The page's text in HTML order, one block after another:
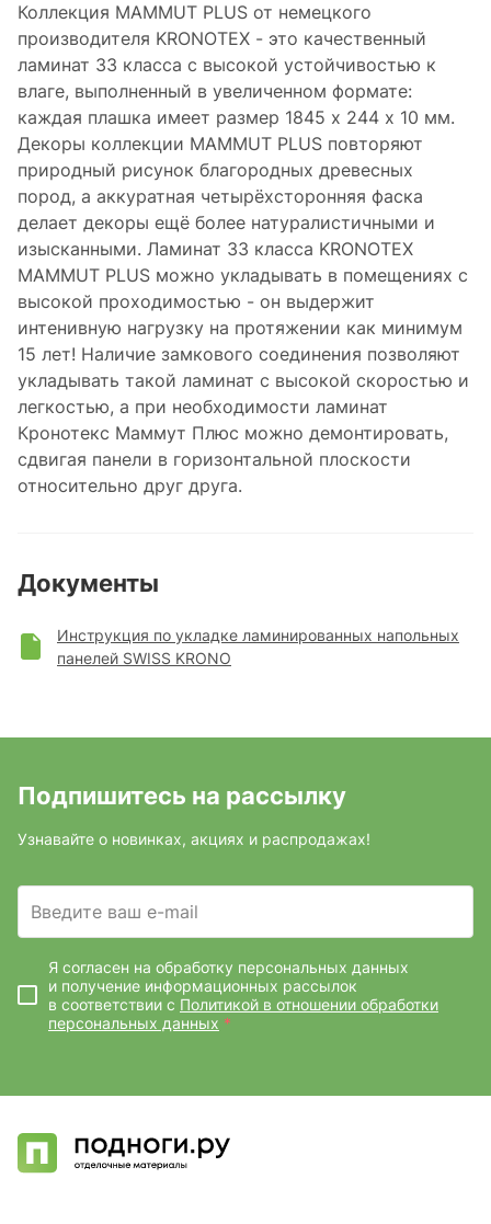
Коллекция MAMMUT PLUS от немецкого
производителя KRONOTEX - это качественный
ламинат 33 класса с высокой устойчивостью к
влаге, выполненный в увеличенном формате:
каждая плашка имеет размер 1845 x 244 x 10 мм.
Декоры коллекции MAMMUT PLUS повторяют
природный рисунок благородных древесных
пород, а аккуратная четырёхсторонняя фаска
делает декоры ещё более натуралистичными и
изысканными. Ламинат 33 класса KRONOTEX
MAMMUT PLUS можно укладывать в помещениях с
высокой проходимостью - он выдержит
интенивную нагрузку на протяжении как минимум
15 лет! Наличие замкового соединения позволяют
укладывать такой ламинат с высокой скоростью и
легкостью, а при необходимости ламинат
Кронотекс Маммут Плюс можно демонтировать,
сдвигая панели в горизонтальной плоскости
относительно друг друга.
Документы
Инструкция по укладке ламинированных напольных
панелей SWISS KRONO
Подпишитесь на рассылку
Узнавайте о новинках, акциях и распродажах!
Введите ваш e-mail
Я согласен на обработку персональных данных
и получение информационных рассылок
в соответствии с Политикой в отношении обработки
персональных данных *